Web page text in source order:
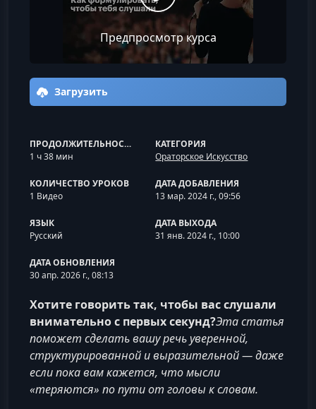
Предпросмотр курса
Загрузить
ПРОДОЛЖИТЕЛЬНОСТЬ
1 ч 38 мин
КАТЕГОРИЯ
Ораторское Искусство
КОЛИЧЕСТВО УРОКОВ
1 Видео
ДАТА ДОБАВЛЕНИЯ
13 мар. 2024 г., 09:56
ЯЗЫК
Русский
ДАТА ВЫХОДА
31 янв. 2024 г., 10:00
ДАТА ОБНОВЛЕНИЯ
30 апр. 2026 г., 08:13
Хотите говорить так, чтобы вас слушали
внимательно с первых секунд?Эта статья
поможет сделать вашу речь уверенной,
структурированной и выразительной — даже
если пока вам кажется, что мысли
«теряются» по пути от головы к словам.